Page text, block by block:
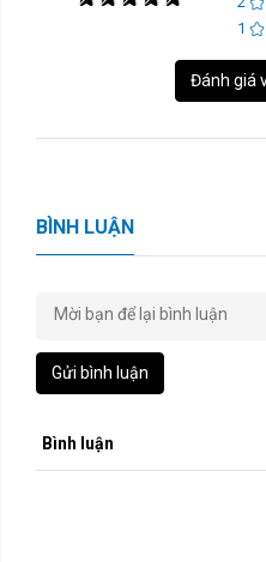
1
Đánh giá
BÌNH LUẬN
Gửi bình luận
Bình luận